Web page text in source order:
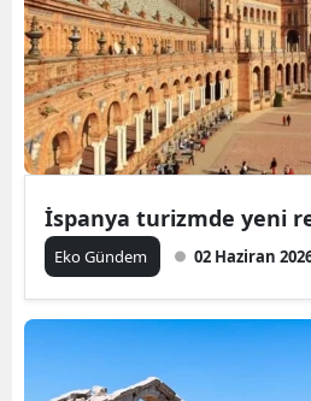
İspanya turizmde yeni
Eko Gündem 02 Haziran